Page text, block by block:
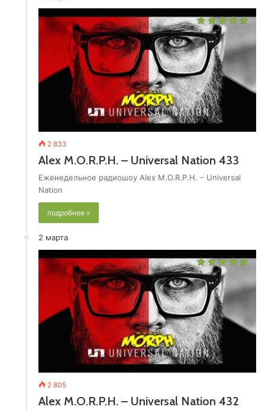
2 833
Alex M.O.R.P.H. – Universal Nation 433
Еженедельное радиошоу Alex M.O.R.P.H. – Universal
Nation
подробнее »
2 марта
2 805
Alex M.O.R.P.H. – Universal Nation 432